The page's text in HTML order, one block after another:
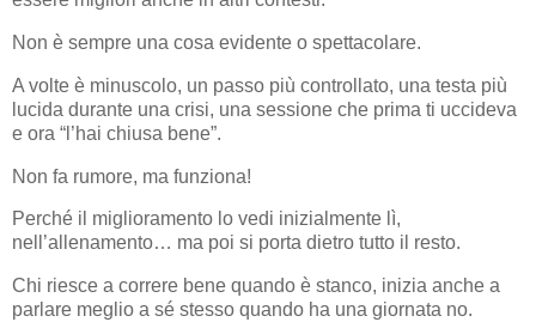
Non è sempre una cosa evidente o spettacolare.
A volte è minuscolo, un passo più controllato, una testa più
lucida durante una crisi, una sessione che prima ti uccideva
e ora “l’hai chiusa bene”.
Non fa rumore, ma funziona!
Perché il miglioramento lo vedi inizialmente lì,
nell’allenamento… ma poi si porta dietro tutto il resto.
Chi riesce a correre bene quando è stanco, inizia anche a
parlare meglio a sé stesso quando ha una giornata no.